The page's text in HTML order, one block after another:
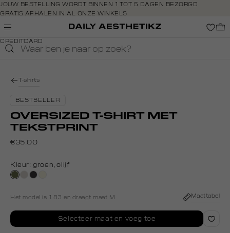
Navigeer
direct naar
de
Open de
direct
footer
JOUW BESTELLING WORDT BINNEN 1 TOT 5 DAGEN BEZORGD
GRATIS AFHALEN IN AL ONZE WINKELS
GRATIS RETOURNEREN BINNEN 14 DAGEN IN DE WINKEL
BETAAL ZOALS JIJ WILT: O.A. IDEAL, RIVERTY, APPLE PAY &
CREDITCARD
T-shirts
BESTSELLER
OVERSIZED T-SHIRT MET
TEKSTPRINT
€35.00
Kleur: groen, olijf
groen,taupe,
grijs,
white
Het model is 1.83 en draagt maat M Maattabel
Selecteer maat en voeg toe